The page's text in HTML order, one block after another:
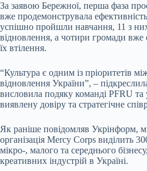
За заявою Бережної, перша фаза
вже продемонструвала
успішно пройшли навчання, 11 з
відновлення, а чотири громади
їх втілення.
“Культура є одним із пріоритетів
відновлення України”, –
висловила подяку команді PFRU та
виявлену довіру та стратегічне
Як раніше повідомляв Укрінформ,
організація Mercy Corps виділить
мікро-, малого та середнього
креативних індустрій в Україні.